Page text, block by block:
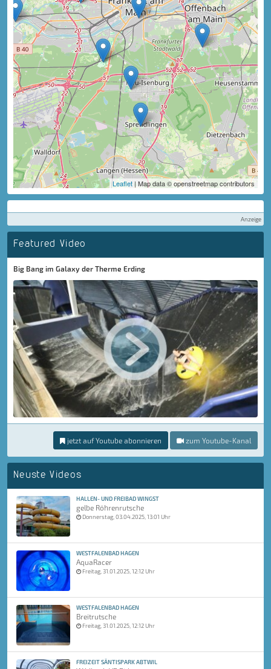
Leaflet | Map data © openstreetmap contributors
Anzeige
Featured Video
Big Bang im Galaxy der Therme Erding
jetzt auf Youtube abonnieren zum Youtube-Kanal
Neuste Videos
HALLEN- UND FREIBAD WINGST
gelbe Röhrenrutsche
Donnerstag, 03.04.2025, 13:01 Uhr
WESTFALENBAD HAGEN
AquaRacer
Freitag, 31.01.2025, 12:12 Uhr
WESTFALENBAD HAGEN
Breitrutsche
Freitag, 31.01.2025, 12:12 Uhr
FREIZEIT SÄNTISPARK ABTWIL